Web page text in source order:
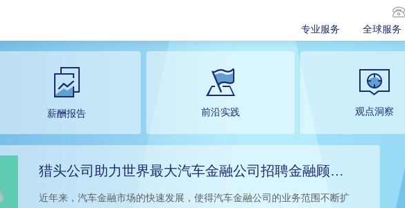
专业服务
全球服务
薪酬报告 前沿实践 观点洞察
猎头公司助力世界最大汽车金融公司招聘金融顾
近年来，汽车金融市场的快速发展，使得汽车金融公司的业务范围不断扩